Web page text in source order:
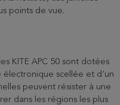
points de vue.
KITE APC 50 sont dotées
électronique scellée et d'un
peuvent résister à une
dans les régions les plus